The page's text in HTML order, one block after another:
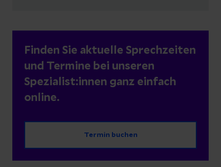
Finden Sie aktuelle Sprechzeiten
und Termine bei unseren
Spezialist:innen ganz einfach
online.
Termin buchen